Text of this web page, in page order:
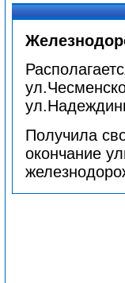
Получила
окончание